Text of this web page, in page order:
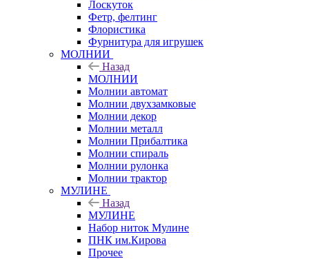
Лоскуток
Фетр, фелтинг
Флористика
Фурнитура для игрушек
МОЛНИИ
Назад
МОЛНИИ
Молнии автомат
Молнии двухзамковые
Молнии декор
Молнии металл
Молнии Прибалтика
Молнии спираль
Молнии рулонка
Молнии трактор
МУЛИНЕ
Назад
МУЛИНЕ
Набор ниток Мулине
ПНК им.Кирова
Прочее